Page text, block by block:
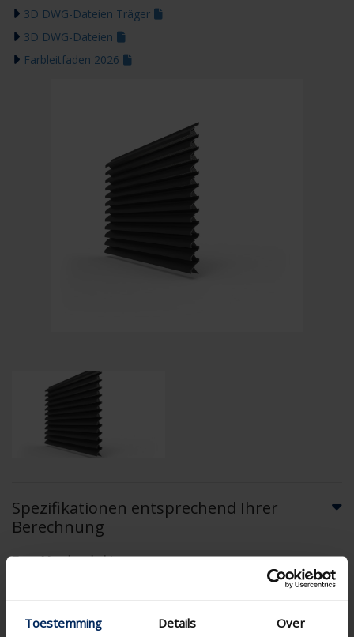
Toestemming Details Over
3D DWG-Dateien Träger
3D DWG-Dateien
Farbleitfaden 2026
Spezifikationen entsprechend Ihrer
Berechnung
Type Maschendraht